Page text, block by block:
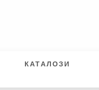
КАТАЛОЗИ